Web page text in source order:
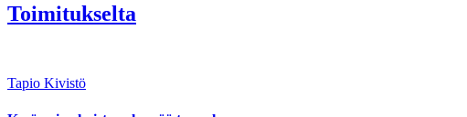
Toimitukselta
Tapio Kivistö